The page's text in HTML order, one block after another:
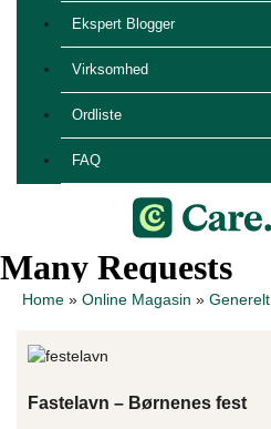
Ekspert Blogger
Virksomhed
Ordliste
FAQ
Home » Online Magasin » Generelt
Fastelavn – Børnenes fest